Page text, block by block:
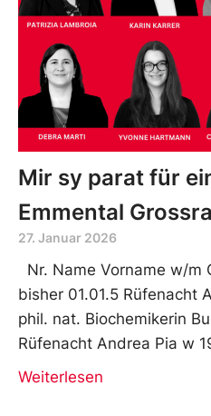
Mir sy parat für
Emmental
27. Januar 2026
Nr. Name Vorname w/m
bisher 01.01.5 Rüfenacht
phil. nat. Biochemikerin
Rüfenacht Andrea Pia w
Weiterlesen